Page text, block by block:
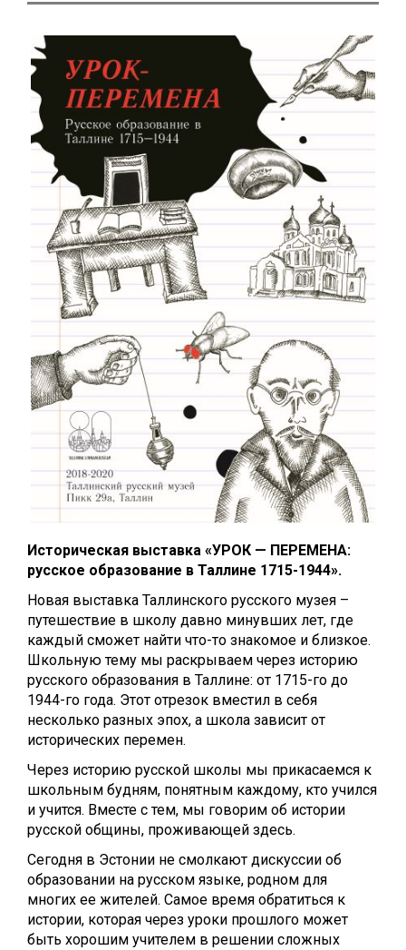
Историческая выставка «УРОК — ПЕРЕМЕНА:
русское образование в Таллине 1715-1944».
Новая выставка Таллинского русского музея –
путешествие в школу давно минувших лет, где
каждый сможет найти что-то знакомое и близкое.
Школьную тему мы раскрываем через историю
русского образования в Таллине: от 1715-го до
1944-го года. Этот отрезок вместил в себя
несколько разных эпох, а школа зависит от
исторических перемен.
Через историю русской школы мы прикасаемся к
школьным будням, понятным каждому, кто учился
и учится. Вместе с тем, мы говорим об истории
русской общины, проживающей здесь.
Сегодня в Эстонии не смолкают дискуссии об
образовании на русском языке, родном для
многих ее жителей. Самое время обратиться к
истории, которая через уроки прошлого может
быть хорошим учителем в решении сложных